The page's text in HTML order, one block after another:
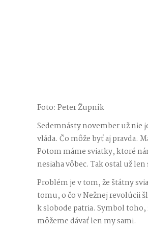
Foto: Peter Župník
Sedemnásty november už nie
vláda. Čo môže byť aj pravda.
Potom máme sviatky, ktoré
nesiaha vôbec. Tak ostal už
Problém je v tom, že štátny
tomu, o čo v Nežnej revolúcii
k slobode patria. Symbol toho,
môžeme dávať len my sami.